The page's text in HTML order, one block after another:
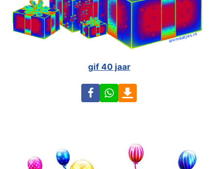
gif 40 jaar
FacebookWhatsApp